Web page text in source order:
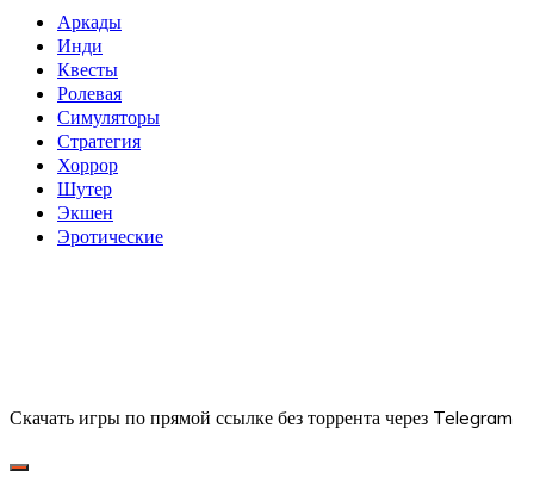
Аркады
Инди
Квесты
Ролевая
Симуляторы
Стратегия
Хоррор
Шутер
Экшен
Эротические
Скачать игры по прямой ссылке без торрента через Telegram